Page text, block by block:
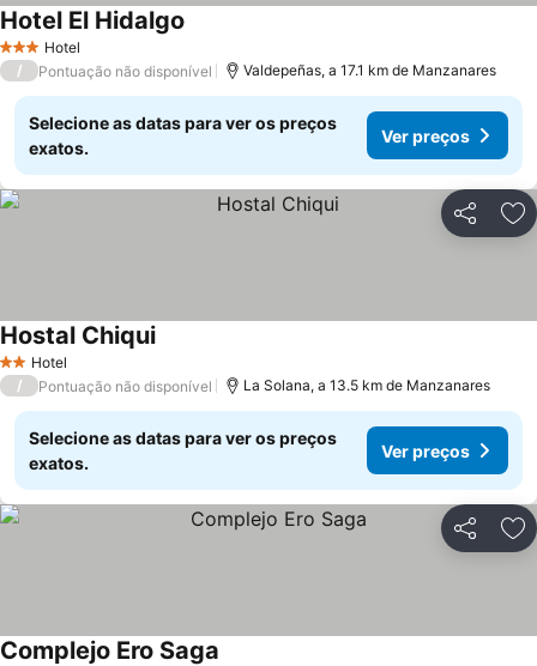
3 EstrelasHotel
Hotel El Hidalgo
/ Pontuação não disponível Valdepeñas, a 17.1 km de Manzanares
Selecione as datas para ver os preços
exatos.
Ver preços
Partilhar
2 Estrelas
Hotel
Hostal ChiquiVer preços
/ Pontuação não disponível La Solana, a 13.5 km de Manzanares
Selecione as datas para ver os preços
exatos.
Ver preços
Partilhar
Complejo Ero Saga